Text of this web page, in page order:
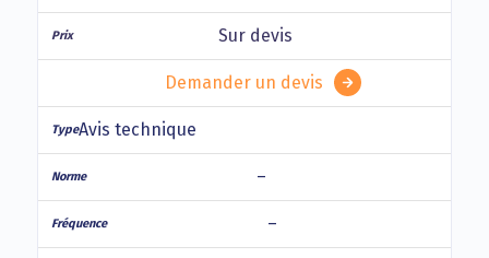
Sur devis
Demander un devis
Avis technique
–
–